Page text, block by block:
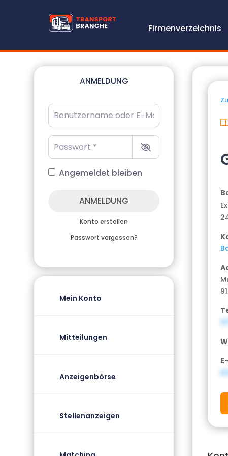
Firmenverzeichnis
ANMELDUNG
Benutzername oder E-Mail-Adresse
Passwort
Angemeldet bleiben
ANMELDUNG
Konto erstellen
Passwort vergessen?
Mein Konto
Mitteilungen
Anzeigenbörse
Stellenanzeigen